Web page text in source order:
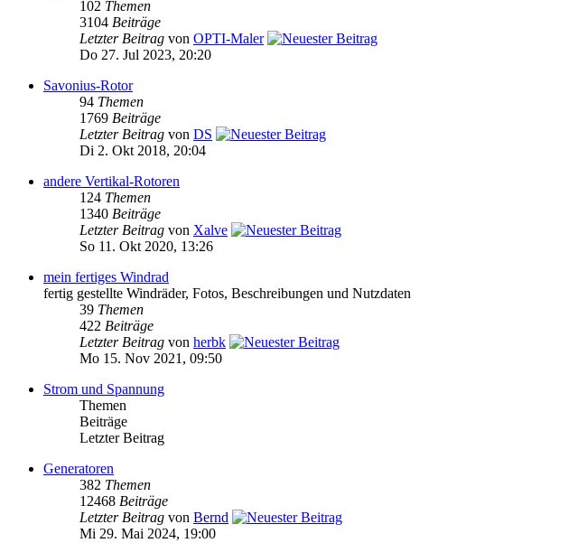
102 Themen
3104 Beiträge
Letzter Beitrag von OPTI-Maler
Do 27. Jul 2023, 20:20
Savonius-Rotor
94 Themen
1769 Beiträge
Letzter Beitrag von DS
Di 2. Okt 2018, 20:04
andere Vertikal-Rotoren
124 Themen
1340 Beiträge
Letzter Beitrag von Xalve
So 11. Okt 2020, 13:26
mein fertiges Windrad
fertig gestellte Windräder, Fotos, Beschreibungen und Nutzdaten
39 Themen
422 Beiträge
Letzter Beitrag von herbk
Mo 15. Nov 2021, 09:50
Strom und Spannung
Themen
Beiträge
Letzter Beitrag
Generatoren
382 Themen
12468 Beiträge
Letzter Beitrag von Bernd
Mi 29. Mai 2024, 19:00